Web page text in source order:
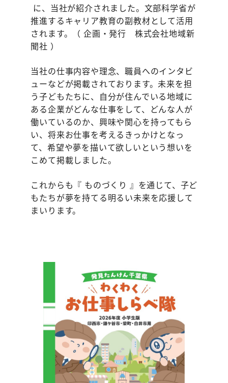
に、当社が紹介されました。文部科学省が
推進するキャリア教育の副教材として活用
されます。（ 企画・発行 株式会社地域新
聞社 ）
当社の仕事内容や理念、職員へのインタビ
ューなどが掲載されております。未来を担
う子どもたちに、自分が住んでいる地域に
ある企業がどんな仕事をして、どんな人が
働いているのか、興味や関心を持ってもら
い、将来お仕事を考えるきっかけとなっ
て、希望や夢を描いて欲しいという想いを
こめて掲載しました。
これからも『 ものづくり 』を通じて、子ど
もたちが夢を持てる明るい未来を応援して
まいります。